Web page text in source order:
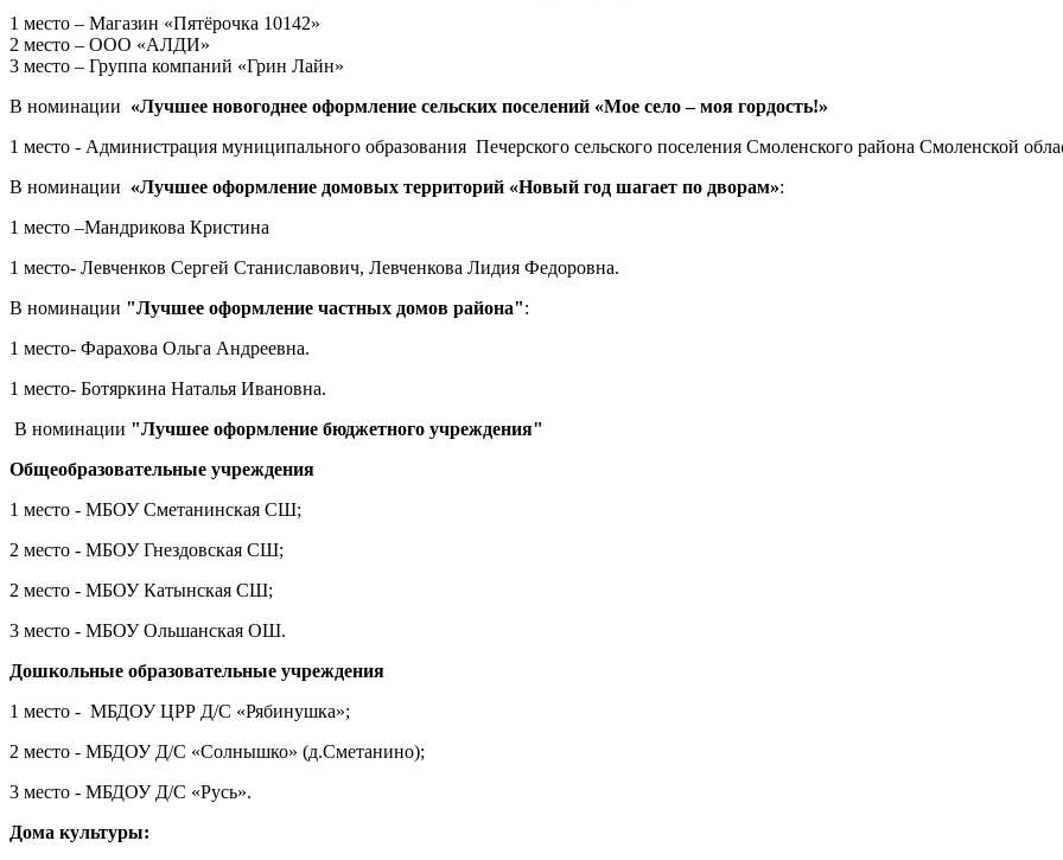
1 место – Магазин «Пятёрочка 10142»
2 место – ООО «АЛДИ»
3 место – Группа компаний «Грин Лайн»
В номинации «Лучшее новогоднее оформление сельских поселений «Мое село – моя гордость!»
1 место - Администрация муниципального образования Печерского сельского поселения Смоленского района Смоленской
В номинации «Лучшее оформление домовых территорий «Новый год шагает по дворам»:
1 место –Мандрикова Кристина
1 место- Левченков Сергей Станиславович, Левченкова Лидия Федоровна.
В номинации "Лучшее оформление частных домов района":
1 место- Фарахова Ольга Андреевна.
1 место- Ботяркина Наталья Ивановна.
В номинации "Лучшее оформление бюджетного учреждения"
Общеобразовательные учреждения
1 место - МБОУ Сметанинская СШ;
2 место - МБОУ Гнездовская СШ;
2 место - МБОУ Катынская СШ;
3 место - МБОУ Ольшанская ОШ.
Дошкольные образовательные учреждения
1 место - МБДОУ ЦРР Д/С «Рябинушка»;
2 место - МБДОУ Д/С «Солнышко» (д.Сметанино);
3 место - МБДОУ Д/С «Русь».
Дома культуры: